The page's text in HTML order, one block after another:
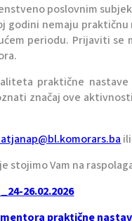
poslovnim
godini nemaju
periodu. Prijaviti
praktične
značaj ove
ili
stojimo Vam na
26.02.2026
praktične